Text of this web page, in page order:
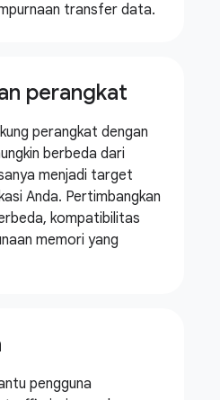
transfer data.
perangkat
perangkat dengan
berbeda dari
menjadi target
Anda. Pertimbangkan
kompatibilitas
memori yang
pengguna